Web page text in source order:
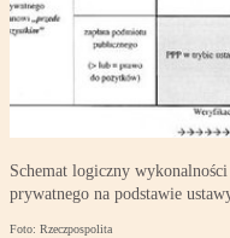
Schemat logiczny
prywatnego na podstawie
Foto: Rzeczpospolita